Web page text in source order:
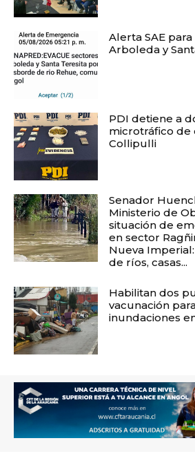
Alerta SAE
Arboleda y
PDI detiene a
microtráfico de
Collipulli
Senador
Ministerio de
situación de
en sector
Nueva
de ríos, casas...
Habilitan dos
vacunación
inundaciones